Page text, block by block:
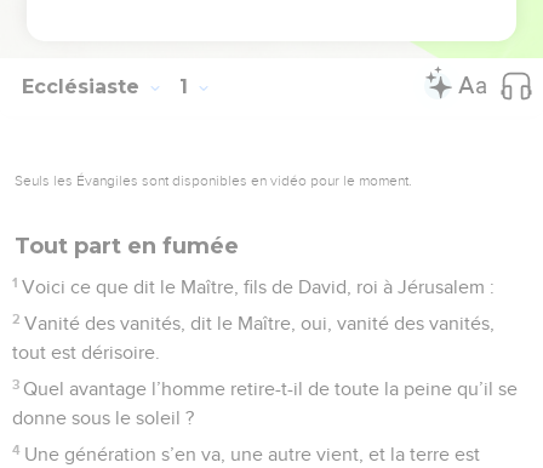
Ecclésiaste 1
Seuls les Évangiles sont disponibles en vidéo pour le moment.
Tout part en fumée
1 Voici ce que dit le Maître, fils de David, roi à Jérusalem :
2 Vanité des vanités, dit le Maître, oui, vanité des vanités,
tout est dérisoire.
3 Quel avantage l’homme retire-t-il de toute la peine qu’il se
donne sous le soleil ?
4 Une génération s’en va, une autre vient, et la terre est